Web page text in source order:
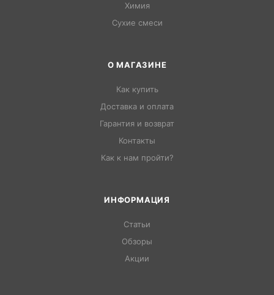
Химия
Сухие смеси
О МАГАЗИНЕ
Как купить
Доставка и оплата
Гарантия и возврат
Контакты
Как к нам пройти?
ИНФОРМАЦИЯ
Статьи
Обзоры
Акции